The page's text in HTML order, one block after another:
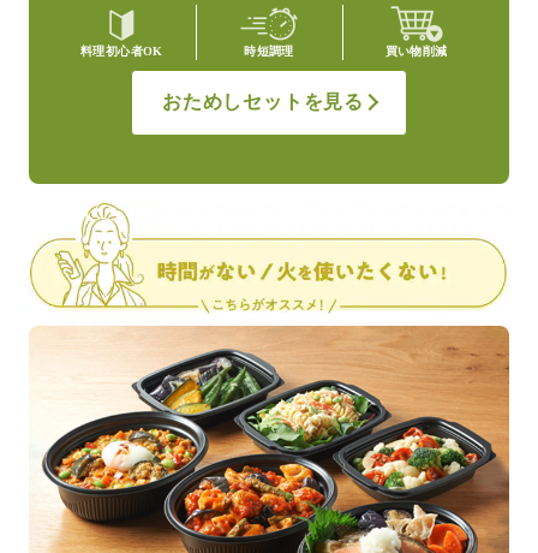
料理初心者OK 時短調理 買い物削減
おためしセットを見る